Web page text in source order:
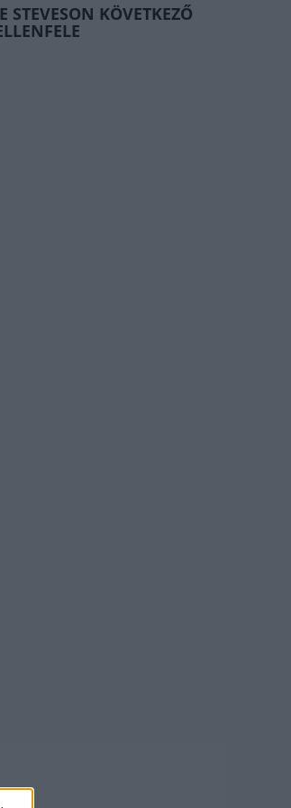
STEVESON KÖVETKEZŐ